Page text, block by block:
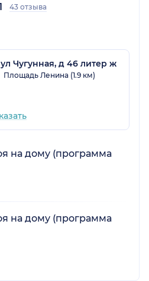
43 отзыва
Чугунная, д 46 литер ж
Площадь Ленина (1.9 км)
на дому (программа
на дому (программа